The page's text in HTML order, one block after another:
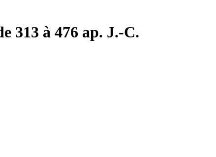
313 à 476 ap. J.-C.